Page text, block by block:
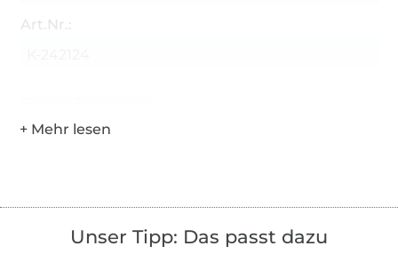
Art.Nr.:
Unser Tipp: Das passt dazu